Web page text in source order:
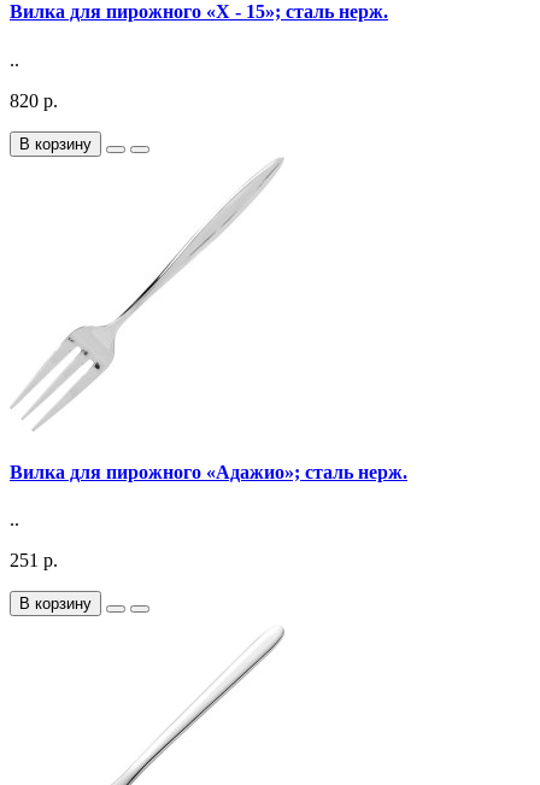
Вилка для пирожного «X - 15»; сталь нерж.
..
820 р.
В корзину
Вилка для пирожного «Адажио»; сталь нерж.
..
251 р.
В корзину